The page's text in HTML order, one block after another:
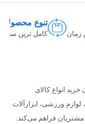
زمان
تنوع
کامل ترین سبد
انواع کالای
ورزشی، ابزارآلات
مشتریان فراهم می‌کند.